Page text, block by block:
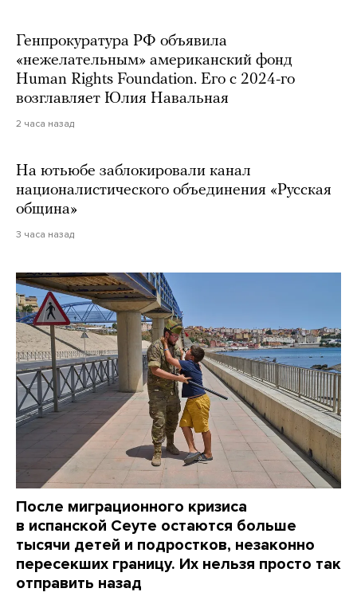
Генпрокуратура РФ объявила
«нежелательным» американский фонд
Human Rights Foundation. Его с 2024-го
возглавляет Юлия Навальная
2 часа назад
На ютьюбе заблокировали канал
националистического объединения «Русская
община»
3 часа назад
После миграционного кризиса
в испанской Сеуте остаются больше
тысячи детей и подростков, незаконно
пересекших границу. Их нельзя просто так
отправить назад